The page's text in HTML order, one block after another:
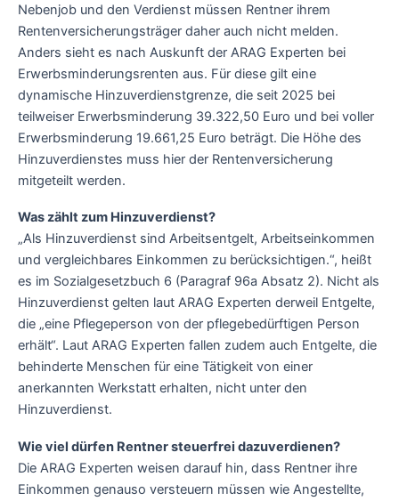
Nebenjob und den Verdienst müssen Rentner ihrem
Rentenversicherungsträger daher auch nicht melden.
Anders sieht es nach Auskunft der ARAG Experten bei
Erwerbsminderungsrenten aus. Für diese gilt eine
dynamische Hinzuverdienstgrenze, die seit 2025 bei
teilweiser Erwerbsminderung 39.322,50 Euro und bei voller
Erwerbsminderung 19.661,25 Euro beträgt. Die Höhe des
Hinzuverdienstes muss hier der Rentenversicherung
mitgeteilt werden.
Was zählt zum Hinzuverdienst?
„Als Hinzuverdienst sind Arbeitsentgelt, Arbeitseinkommen
und vergleichbares Einkommen zu berücksichtigen.“, heißt
es im Sozialgesetzbuch 6 (Paragraf 96a Absatz 2). Nicht als
Hinzuverdienst gelten laut ARAG Experten derweil Entgelte,
die „eine Pflegeperson von der pflegebedürftigen Person
erhält“. Laut ARAG Experten fallen zudem auch Entgelte, die
behinderte Menschen für eine Tätigkeit von einer
anerkannten Werkstatt erhalten, nicht unter den
Hinzuverdienst.
Wie viel dürfen Rentner steuerfrei dazuverdienen?
Die ARAG Experten weisen darauf hin, dass Rentner ihre
Einkommen genauso versteuern müssen wie Angestellte,